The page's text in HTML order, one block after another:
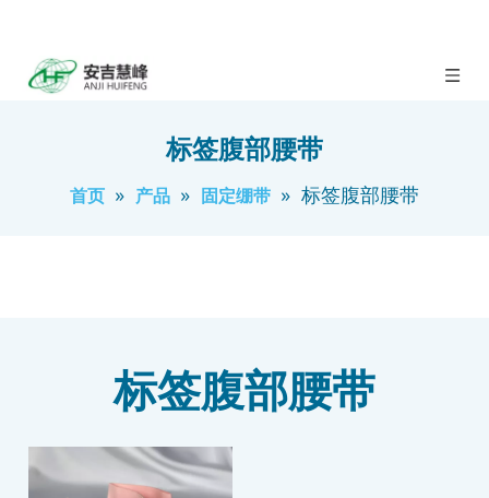
标签腹部腰带
首页 » 产品 » 固定绷带 » 标签腹部腰带
标签腹部腰带